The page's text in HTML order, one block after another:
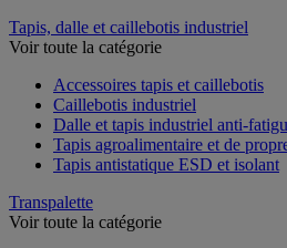
Tapis, dalle et caillebotis industriel
Voir toute la catégorie
Accessoires tapis et caillebotis
Caillebotis industriel
Dalle et tapis industriel anti-
Tapis agroalimentaire et de
Tapis antistatique ESD et isolant
Transpalette
Voir toute la catégorie